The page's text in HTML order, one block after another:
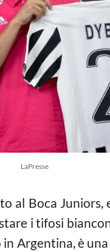
LaPresse
al Boca
i tifosi
in Argentina, è